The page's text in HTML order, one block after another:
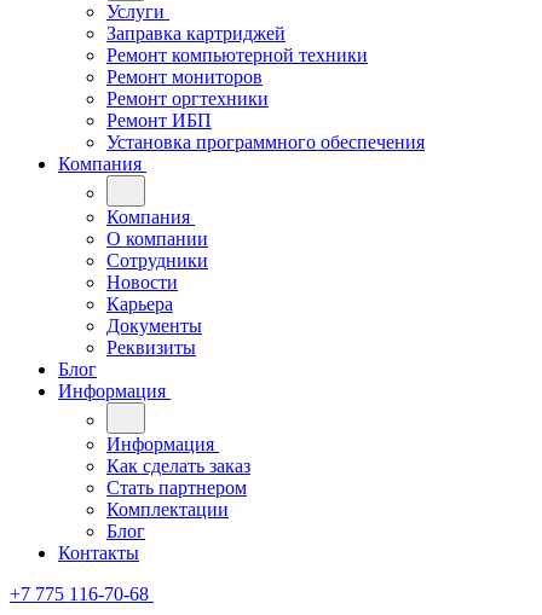
Услуги
Заправка картриджей
Ремонт компьютерной техники
Ремонт мониторов
Ремонт оргтехники
Ремонт ИБП
Установка программного обеспечения
Компания
Компания
О компании
Сотрудники
Новости
Карьера
Документы
Реквизиты
Блог
Информация
Информация
Как сделать заказ
Стать партнером
Комплектации
Блог
Контакты
+7 775 116-70-68